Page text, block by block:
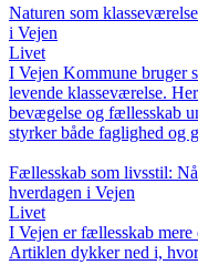
Naturen som
i Vejen
Livet
I Vejen Kommune bruger
levende klasseværelse.
bevægelse og fællesskab
styrker både faglighed og
Fællesskab som livsstil:
hverdagen i Vejen
Livet
I Vejen er fællesskab mere
Artiklen dykker ned i,